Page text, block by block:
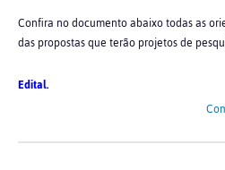
Confira no documento abaixo todas as
das propostas que terão projetos de
Edital.